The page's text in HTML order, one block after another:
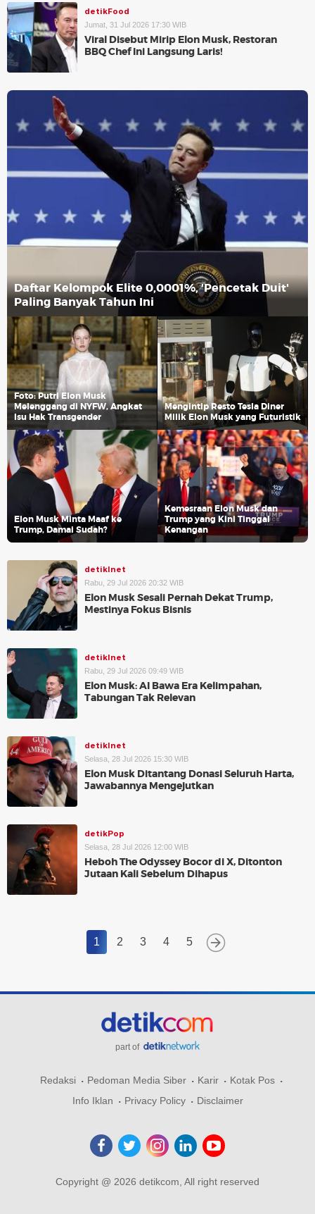
detikFood
Jumat, 31 Jul 2026 17:30 WIB
Viral Disebut Mirip Elon Musk, Restoran
BBQ Chef Ini Langsung Laris!
Daftar Kelompok Elite 0,0001%, 'Pencetak Duit'
Paling Banyak Tahun Ini
Foto: Putri Elon Musk
Melenggang di NYFW, Angkat
Isu Hak Transgender
Mengintip Resto Tesla Diner
Milik Elon Musk yang Futuristik
Elon Musk Minta Maaf ke
Trump, Damai Sudah?
Kemesraan Elon Musk dan
Trump yang Kini Tinggal
Kenangan
detikInet
Rabu, 29 Jul 2026 20:32 WIB
Elon Musk Sesali Pernah Dekat Trump,
Mestinya Fokus Bisnis
detikInet
Rabu, 29 Jul 2026 09:49 WIB
Elon Musk: AI Bawa Era Kelimpahan,
Tabungan Tak Relevan
detikInet
Selasa, 28 Jul 2026 15:30 WIB
Elon Musk Ditantang Donasi Seluruh Harta,
Jawabannya Mengejutkan
detikPop
Selasa, 28 Jul 2026 12:00 WIB
Heboh The Odyssey Bocor di X, Ditonton
Jutaan Kali Sebelum Dihapus
1 2 3 4 5
part of
Redaksi Pedoman Media Siber Karir
Kotak Pos
Info Iklan
Privacy Policy Disclaimer
Copyright @ 2026 detikcom, All right reserved